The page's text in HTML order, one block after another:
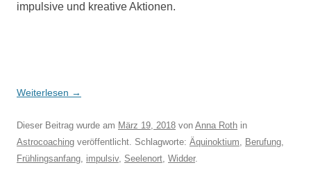
impulsive und kreative Aktionen.
Weiterlesen →
Dieser Beitrag wurde am März 19, 2018 von Anna Roth in
Astrocoaching veröffentlicht. Schlagworte: Äquinoktium, Berufung,
Frühlingsanfang, impulsiv, Seelenort, Widder.